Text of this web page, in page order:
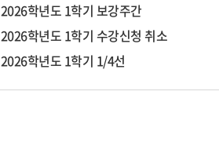
2026학년도 1학기 보강주간
2026학년도 1학기 수강신청 취소
2026학년도 1학기 1/4선